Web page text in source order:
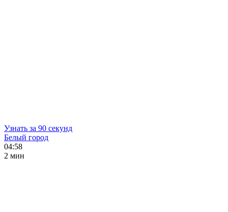
Узнать за 90 секунд
Белый город
04:58
2 мин